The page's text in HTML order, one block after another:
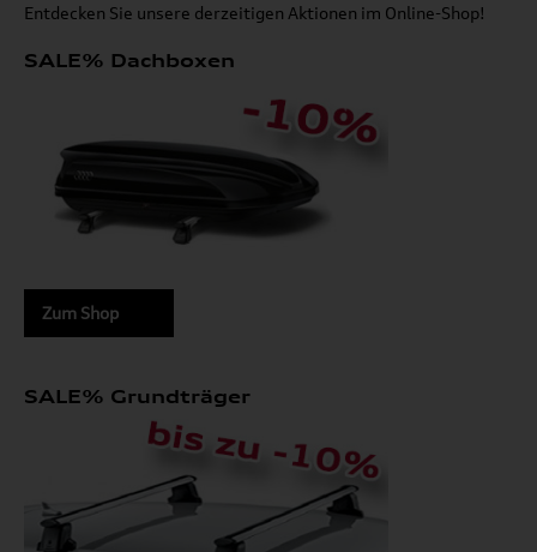
Entdecken Sie unsere derzeitigen Aktionen im Online-Shop!
SALE% Dachboxen
Zum Shop
SALE% Grundträger